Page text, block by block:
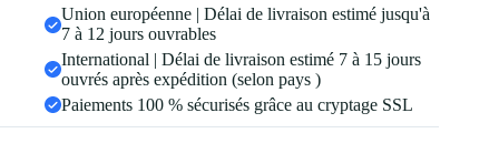
Union européenne | Délai de livraison estimé jusqu'à
7 à 12 jours ouvrables
International | Délai de livraison estimé 7 à 15 jours
ouvrés après expédition (selon pays )
Paiements 100 % sécurisés grâce au cryptage SSL